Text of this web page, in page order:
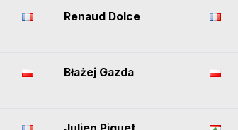
Renaud Dolce
Błażej Gazda